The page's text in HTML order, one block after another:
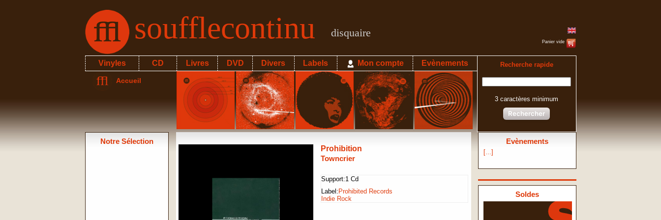
soufflecontinu disquaire
Panier vide
Vinyles CD Livres DVD Divers Labels Mon compte Evènements Recherche rapide
3 caractères minimum
Rechercher
Accueil
Evènements
[...]
Soldes
Notre Sélection
Prohibition
Towncrier
Support:1 Cd
Label: Prohibited Records
Indie Rock